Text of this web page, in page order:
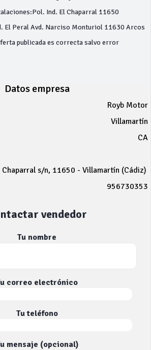
Ind. El Chaparral 11650
El Peral Avd. Narciso Monturiol 11630 Arcos
publicada es correcta salvo error
Datos empresa
Royb Motor
Villamartín
CA
s/n, 11650 - Villamartín (Cádiz)
956730353
vendedor
Tu nombre
correo electrónico
Tu teléfono
mensaje (opcional)